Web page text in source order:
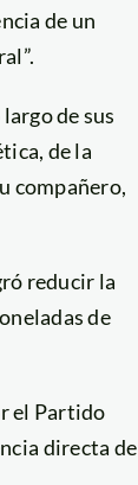
de un
de sus
de la
compañero,
reducir la
de
el Partido
directa de